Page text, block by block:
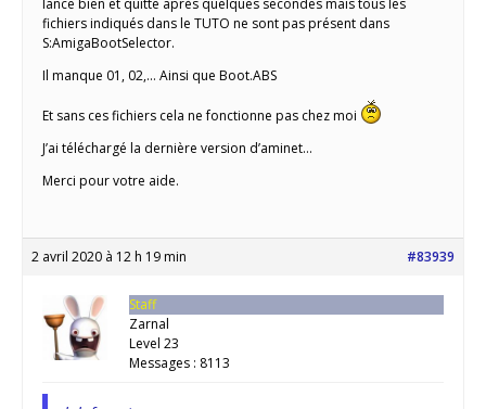
fichiers indiqués dans le TUTO ne sont pas présent dans
S:AmigaBootSelector.
Il manque 01, 02,… Ainsi que Boot.ABS
Et sans ces fichiers cela ne fonctionne pas chez moi
J’ai téléchargé la dernière version d’aminet…
Merci pour votre aide.
2 avril 2020 à 12 h 19 min #83939
Staff
Zarnal
Level 23
Messages : 8113